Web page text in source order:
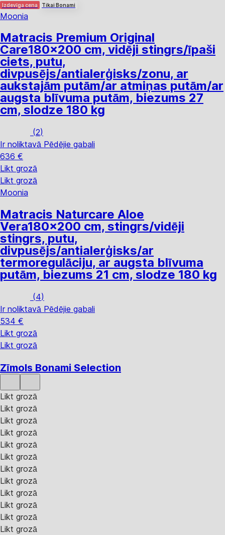
Izdevīga cena Tikai Bonami
Moonia
Matracis Premium Original
Care180x200 cm, vidēji stingrs/īpaši
ciets, putu,
divpusējs/antialerģisks/zonu, ar
aukstajām putām/ar atmiņas putām/ar
augsta blīvuma putām, biezums 27
cm, slodze 180 kg
(2)
Ir noliktavā Pēdējie gabali
636 €
Likt grozā
Likt grozā
Moonia
Matracis Naturcare Aloe
Vera180x200 cm, stingrs/vidēji
stingrs, putu,
divpusējs/antialerģisks/ar
termoregulāciju, ar augsta blīvuma
putām, biezums 21 cm, slodze 180 kg
(4)
Ir noliktavā Pēdējie gabali
534 €
Likt grozā
Likt grozā
Zīmols Bonami Selection
Likt grozā
Likt grozā
Likt grozā
Likt grozā
Likt grozā
Likt grozā
Likt grozā
Likt grozā
Likt grozā
Likt grozā
Likt grozā
Likt grozā